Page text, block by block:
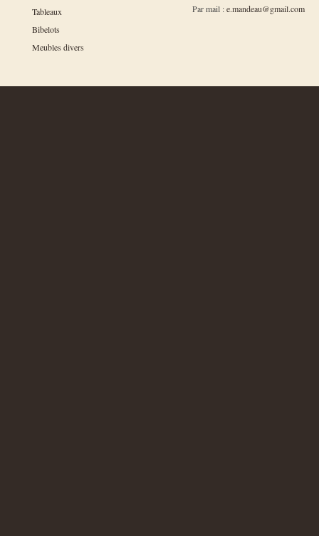
Tableaux
Bibelots
Meubles divers
Par mail :e.mandeau@gmail.com